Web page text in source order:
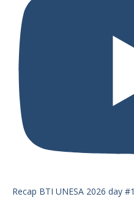
Recap BTI UNESA 2026 day #1